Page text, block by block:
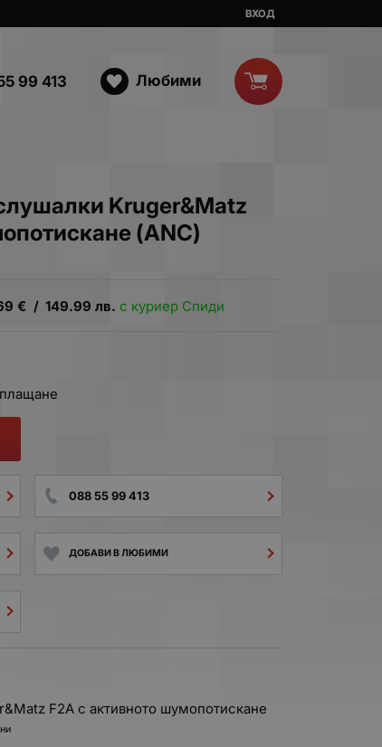
ВХОД
99 413 Любими
Kruger&Matz
(ANC)
€ / 149.99 лв. с куриер Спиди
088 55 99 413
ДОБАВИ В ЛЮБИМИ
F2A с активното шумопотискане